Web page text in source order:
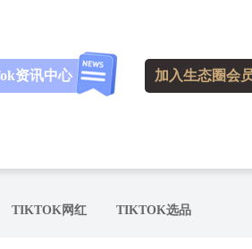
资讯中心 加入生态圈会
TIKTOK网红 TIKTOK选品